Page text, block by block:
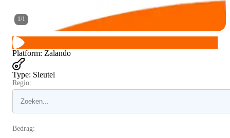
1/1
Platform: Zalando
Type: Sleutel
Regio:
Bedrag: